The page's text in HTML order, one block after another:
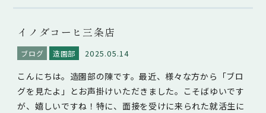
イノダコーヒ三条店
ブログ 造園部 2025.05.14
こんにちは。造園部の陳です。最近、様々な方から「ブロ
グを見たよ」とお声掛けいただきました。こそばゆいです
が、嬉しいですね！特に、面接を受けに来られた就活生に